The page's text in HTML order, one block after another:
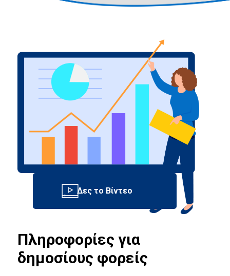
Πληροφορίες για
δημοσίους φορείς